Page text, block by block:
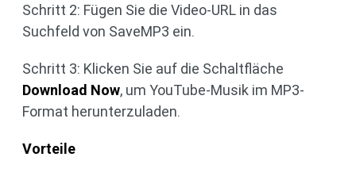
Schritt 2: Fügen Sie die Video-URL in das
Suchfeld von SaveMP3 ein.
Schritt 3: Klicken Sie auf die Schaltfläche
Download Now, um YouTube-Musik im MP3-
Format herunterzuladen.
Vorteile